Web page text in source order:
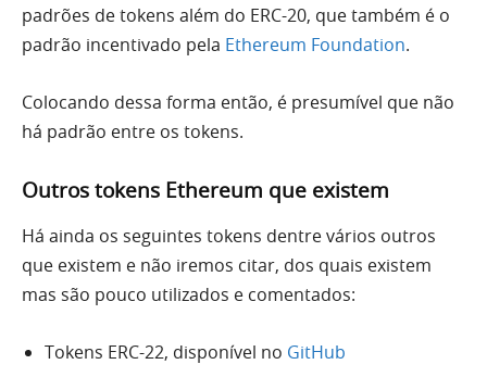
padrões de tokens além do ERC-20, que também é o
padrão incentivado pela Ethereum Foundation.
Colocando dessa forma então, é presumível que não
há padrão entre os tokens.
Outros tokens Ethereum que existem
Há ainda os seguintes tokens dentre vários outros
que existem e não iremos citar, dos quais existem
mas são pouco utilizados e comentados:
Tokens ERC-22, disponível no GitHub